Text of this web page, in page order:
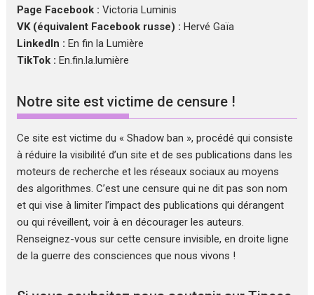
Page Facebook : Victoria Luminis
VK (équivalent Facebook russe) : Hervé Gaïa
LinkedIn : En fin la Lumière
TikTok : En.fin.la.lumière
Notre site est victime de censure !
Ce site est victime du « Shadow ban », procédé qui consiste
à réduire la visibilité d’un site et de ses publications dans les
moteurs de recherche et les réseaux sociaux au moyens
des algorithmes. C’est une censure qui ne dit pas son nom
et qui vise à limiter l’impact des publications qui dérangent
ou qui réveillent, voir à en décourager les auteurs.
Renseignez-vous sur cette censure invisible, en droite ligne
de la guerre des consciences que nous vivons !